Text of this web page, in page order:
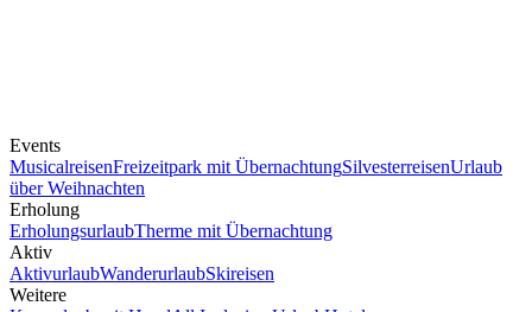
Events
MusicalreisenFreizeitpark mit ÜbernachtungSilvesterreisenUrlaub
über Weihnachten
Erholung
ErholungsurlaubTherme mit Übernachtung
Aktiv
AktivurlaubWanderurlaubSkireisen
Weitere